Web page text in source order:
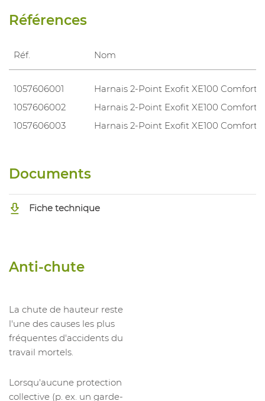
Références
Réf. Nom
1057606001
Harnais 2-Point Exofit XE100 Comfort
1057606002
Harnais 2-Point Exofit XE100 Comfort
1057606003
Harnais 2-Point Exofit XE100 Comfort
Documents
Fiche technique
Anti-chute
La chute de hauteur reste
l'une des causes les plus
fréquentes d'accidents du
travail mortels.
Lorsqu'aucune protection
collective (p. ex. un garde-